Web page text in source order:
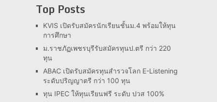
Top Posts
KVIS เปิดรับสมัครนักเรียนชั้นม.4 พร้อมให้ทุน
การศึกษา
ม.ราชภัฏเพชรบุรีรับสมัครทุนป.ตรี กว่า 220
ทุน
ABAC เปิดรับสมัครทุนสำรวจโลก E-Listening
ระดับปริญญาตรี กว่า 100 ทุน
ทุน IPEC ให้ทุนเรียนฟรี ระดับ ปวส 100%